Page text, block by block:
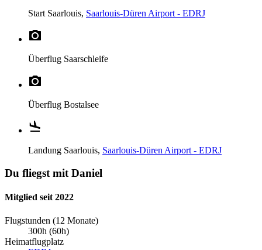
Start Saarlouis, Saarlouis-Düren Airport - EDRJ
Überflug Saarschleife
Überflug Bostalsee
Landung Saarlouis, Saarlouis-Düren Airport - EDRJ
Du fliegst mit Daniel
Mitglied seit 2022
Flugstunden (12 Monate)
300h (60h)
Heimatflugplatz